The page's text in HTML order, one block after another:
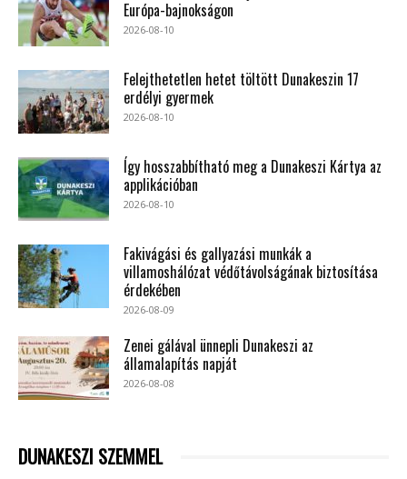
Európa-bajnokságon
2026-08-10
Felejthetetlen hetet töltött Dunakeszin 17
erdélyi gyermek
2026-08-10
Így hosszabbítható meg a Dunakeszi Kártya az
applikációban
2026-08-10
Fakivágási és gallyazási munkák a
villamoshálózat védőtávolságának biztosítása
érdekében
2026-08-09
Zenei gálával ünnepli Dunakeszi az
államalapítás napját
2026-08-08
DUNAKESZI SZEMMEL